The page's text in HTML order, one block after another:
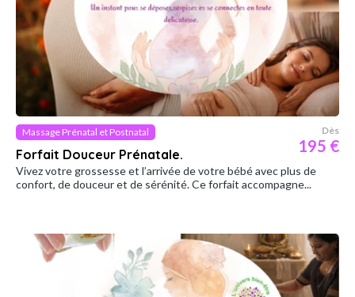
Massage Prénatal et Postnatal
Forfait Douceur Prénatale.
Dès
195 €
Vivez votre grossesse et l’arrivée de votre bébé avec plus de
confort, de douceur et de sérénité. Ce forfait accompagne...